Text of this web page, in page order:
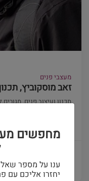
מעצבי פנים
זאב מוסקוביץ,
תכנון ועיצוב פנים.
פרטים ויצירת
מחפשים
ענו על מספר
יחזרו אליכם עם